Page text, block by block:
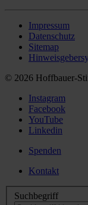
Impressum
Datenschutz
Sitemap
© 2026 Hoffbauer-
Instagram
Facebook
YouTube
Linkedin
Spenden
Kontakt
Suchbegriff